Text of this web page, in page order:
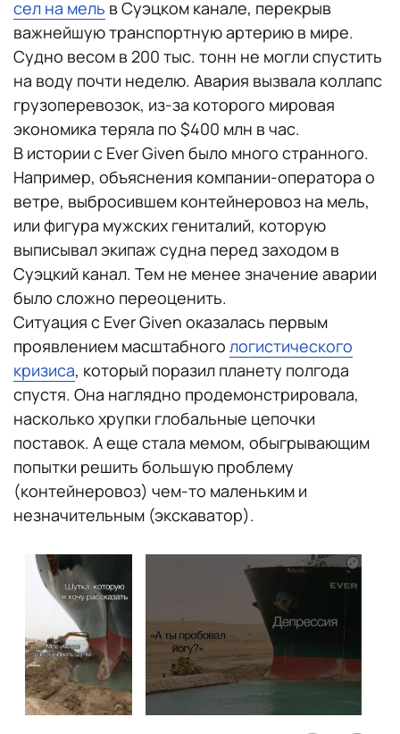
сел на мель в Суэцком канале, перекрыв
важнейшую транспортную артерию в мире.
Судно весом в 200 тыс. тонн не могли спустить
на воду почти неделю. Авария вызвала коллапс
грузоперевозок, из-за которого мировая
экономика теряла по $400 млн в час.
В истории с Ever Given было много странного.
Например, объяснения компании-оператора о
ветре, выбросившем контейнеровоз на мель,
или фигура мужских гениталий, которую
выписывал экипаж судна перед заходом в
Суэцкий канал. Тем не менее значение аварии
было сложно переоценить.
Ситуация с Ever Given оказалась первым
проявлением масштабного логистического
кризиса, который поразил планету полгода
спустя. Она наглядно продемонстрировала,
насколько хрупки глобальные цепочки
поставок. А еще стала мемом, обыгрывающим
попытки решить большую проблему
(контейнеровоз) чем-то маленьким и
незначительным (экскаватор).